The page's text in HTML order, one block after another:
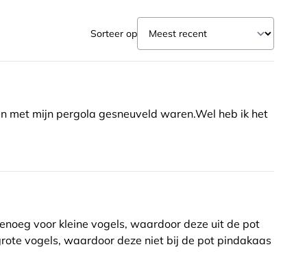
Sorteer op
met mijn pergola gesneuveld waren.Wel heb ik het
voor kleine vogels, waardoor deze uit de pot
vogels, waardoor deze niet bij de pot pindakaas